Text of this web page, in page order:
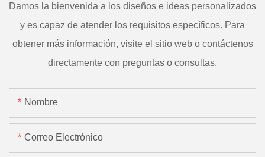
Damos la bienvenida a los diseños e ideas personalizados
y es capaz de atender los requisitos específicos. Para
obtener más información, visite el sitio web o contáctenos
directamente con preguntas o consultas.
Nombre
Correo Electrónico